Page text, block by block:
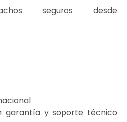
seguros desde
garantía y soporte técnico